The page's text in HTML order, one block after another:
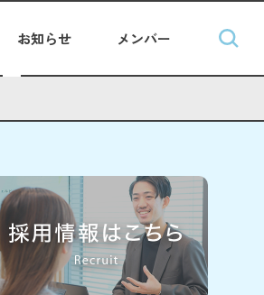
お知らせ メンバー